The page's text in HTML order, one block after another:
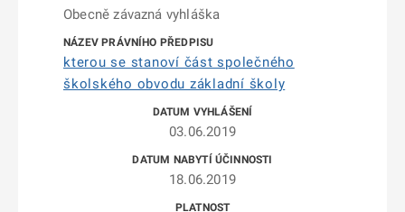
Obecně závazná vyhláška
kterou se stanoví část společného
školského obvodu základní školy
03.06.2019
18.06.2019